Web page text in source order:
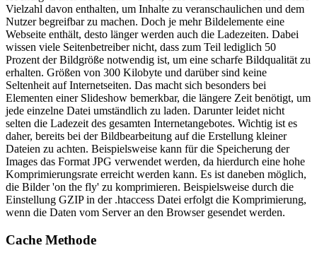
Vielzahl davon enthalten, um Inhalte zu veranschaulichen und dem
Nutzer begreifbar zu machen. Doch je mehr Bildelemente eine
Webseite enthält, desto länger werden auch die Ladezeiten. Dabei
wissen viele Seitenbetreiber nicht, dass zum Teil lediglich 50
Prozent der Bildgröße notwendig ist, um eine scharfe Bildqualität zu
erhalten. Größen von 300 Kilobyte und darüber sind keine
Seltenheit auf Internetseiten. Das macht sich besonders bei
Elementen einer Slideshow bemerkbar, die längere Zeit benötigt, um
jede einzelne Datei umständlich zu laden. Darunter leidet nicht
selten die Ladezeit des gesamten Internetangebotes. Wichtig ist es
daher, bereits bei der Bildbearbeitung auf die Erstellung kleiner
Dateien zu achten. Beispielsweise kann für die Speicherung der
Images das Format JPG verwendet werden, da hierdurch eine hohe
Komprimierungsrate erreicht werden kann. Es ist daneben möglich,
die Bilder 'on the fly' zu komprimieren. Beispielsweise durch die
Einstellung GZIP in der .htaccess Datei erfolgt die Komprimierung,
wenn die Daten vom Server an den Browser gesendet werden.
Cache Methode